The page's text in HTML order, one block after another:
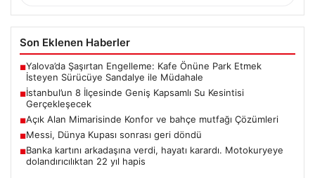
Son Eklenen Haberler
■Yalova’da Şaşırtan Engelleme: Kafe Önüne Park Etmek
İsteyen Sürücüye Sandalye ile Müdahale
■İstanbul’un 8 İlçesinde Geniş Kapsamlı Su Kesintisi
Gerçekleşecek
■Açık Alan Mimarisinde Konfor ve bahçe mutfağı Çözümleri
■Messi, Dünya Kupası sonrası geri döndü
■Banka kartını arkadaşına verdi, hayatı karardı. Motokuryeye
dolandırıcılıktan 22 yıl hapis